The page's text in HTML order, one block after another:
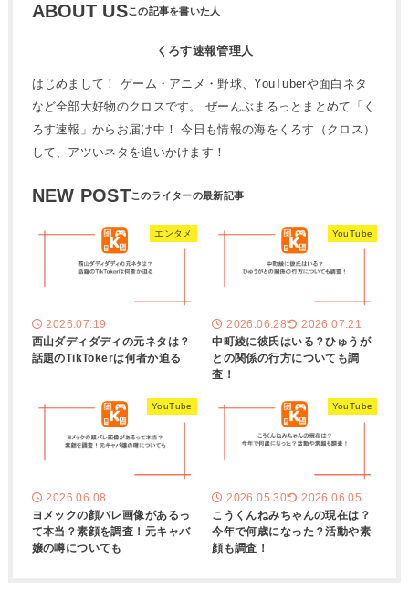
ABOUT US
くろす速報管理人
はじめまして！ ゲーム・アニメ・野球、YouTuberや面白ネタ
など全部大好物のクロスです。 ぜーんぶまるっとまとめて「く
ろす速報」からお届け中！ 今日も情報の海をくろす（クロス）
して、アツいネタを追いかけます！
NEW POST
エンタメ
2026.07.19
西山ダディダディの元ネタは？
話題のTikTokerは何者か迫る
YouTube
2026.06.28 2026.07.21
中町綾に彼氏はいる？ひゅうが
との関係の行方についても調
査！
YouTube
2026.06.08
ヨメックの顔バレ画像があるっ
て本当？素顔を調査！元キャバ
嬢の噂についても
YouTube
2026.05.30 2026.06.05
こうくんねみちゃんの現在は？
今年で何歳になった？活動や素
顔も調査！